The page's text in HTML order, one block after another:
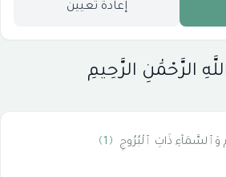
إعادة تعيين
الرَّحْمَٰنِ الرَّحِيمِ
وَٱلسَّمَآءِ ذَاتِ ٱلْبُرُوجِ ﴿1﴾